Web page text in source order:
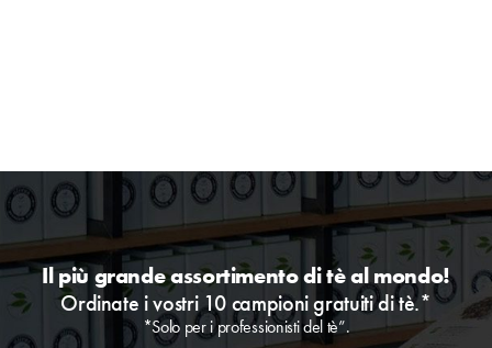
Il più grande assortimento di tè al mondo!
Ordinate i vostri 10 campioni gratuiti di tè.*
*Solo per i professionisti del tè”.